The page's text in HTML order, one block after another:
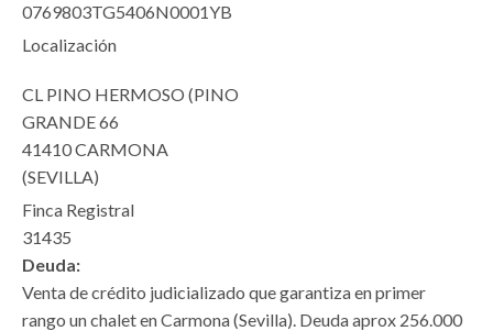
0769803TG5406N0001YB
Localización
CL PINO HERMOSO (PINO
GRANDE 66
41410 CARMONA
(SEVILLA)
Finca Registral
31435
Deuda:
Venta de crédito judicializado que garantiza en primer
rango un chalet en Carmona (Sevilla). Deuda aprox 256.000